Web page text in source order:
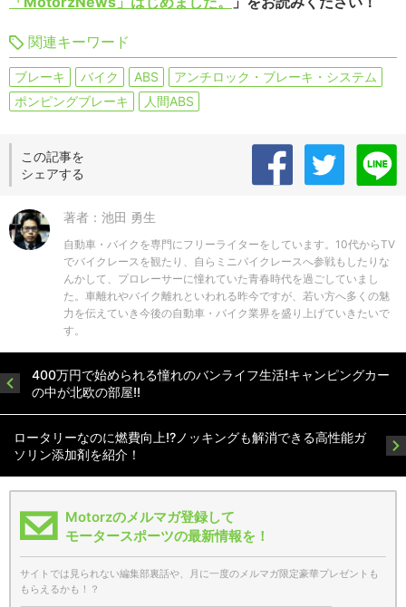
関連キーワード
ブレーキ バイク ABS
アンチロック・ブレーキ・システム
ポンピングブレーキ
人間ABS
この記事を
シェアする
著者：池田 勇生
自動車・バイクを専門にフリーライターをしています。10代からTV
でバイクレースを観たり、自らミニバイクレースへ参戦もしたりな
んかして、プロレーサーに憧れていた青春時代を過ごしていまし
た。車離れやバイク離れといわれる昨今ですが、若い方へ多くの魅
力を伝えていき今後の自動車・バイク業界を盛り上げていきたいで
す。
400万円で始められる憧れのバンライフ生活!キャンピングカー
の中が北欧の部屋!!
ロータリーなのに燃費向上!?ノッキングも解消できる高性能ガ
ソリン添加剤を紹介！
Motorzのメルマガ登録して
モータースポーツの最新情報を！
サイトでは見られない編集部裏話や、月に一度のメルマガ限定豪華プレゼントも
もらえるかも！？